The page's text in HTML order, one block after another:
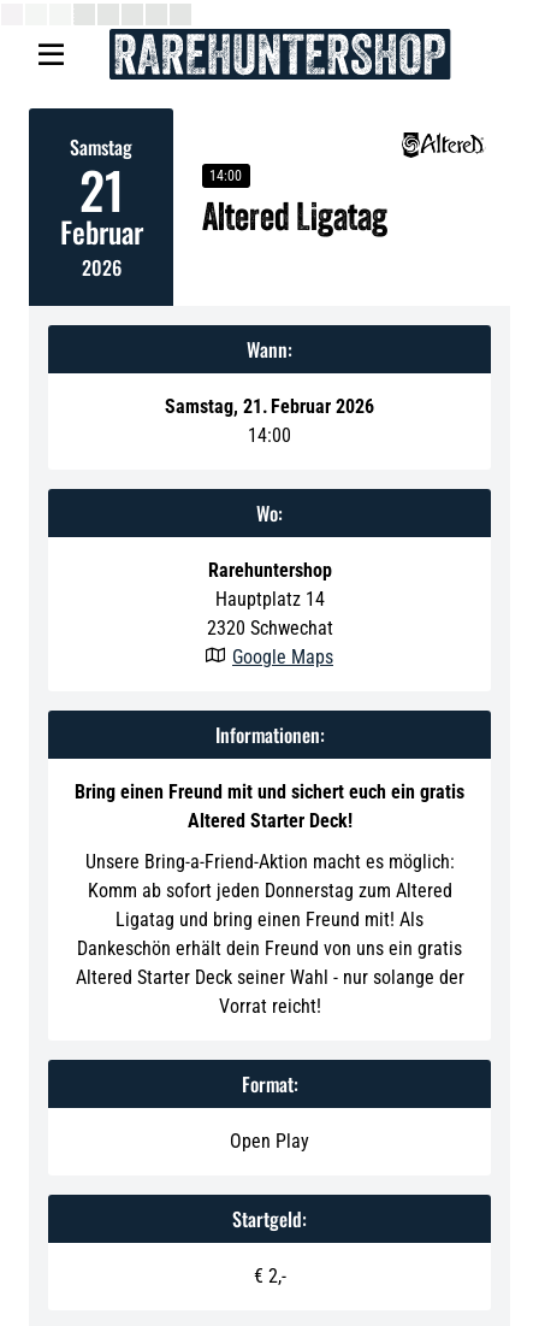

Samstag
21
Februar
2026
14:00
Altered Ligatag
Wann:
Samstag, 21. Februar 2026
14:00
Wo:
Rarehuntershop
Hauptplatz 14
2320 Schwechat
 Google Maps
Informationen:
Bring einen Freund mit und sichert euch ein gratis
Altered Starter Deck!
Unsere Bring-a-Friend-Aktion macht es möglich:
Komm ab sofort jeden Donnerstag zum Altered
Ligatag und bring einen Freund mit! Als
Dankeschön erhält dein Freund von uns ein gratis
Altered Starter Deck seiner Wahl - nur solange der
Vorrat reicht!
Format:
Open Play
Startgeld:
€ 2,-